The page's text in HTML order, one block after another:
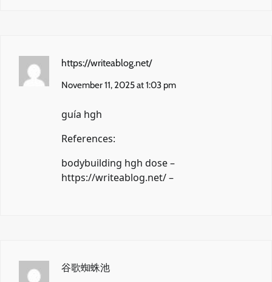
https://writeablog.net/
November 11, 2025 at 1:03 pm
guía hgh
References:
bodybuilding hgh dose –
https://writeablog.net/–
谷歌蜘蛛池